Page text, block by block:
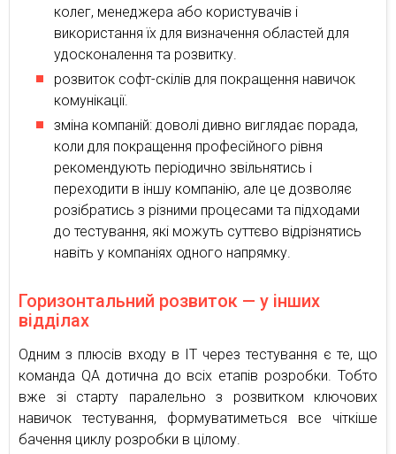
колег, менеджера або користувачів і
використання їх для визначення областей для
удосконалення та розвитку.
розвиток софт-скілів для покращення навичок
комунікації.
зміна компаній: доволі дивно виглядає порада,
коли для покращення професійного рівня
рекомендують періодично звільнятись і
переходити в іншу компанію, але це дозволяє
розібратись з різними процесами та підходами
до тестування, які можуть суттєво відрізнятись
навіть у компаніях одного напрямку.
Горизонтальний розвиток — у інших
відділах
Одним з плюсів входу в IT через тестування є те, що
команда QA дотична до всіх етапів розробки. Тобто
вже зі старту паралельно з розвитком ключових
навичок тестування, формуватиметься все чіткіше
бачення циклу розробки в цілому.